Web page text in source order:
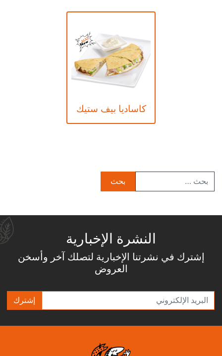
كاساديا بيف ستيك
النشرة الإخبارية
إشترك في نشرتنا الإخبارية لتصلك آخر وأسخن
العروض
إشترك